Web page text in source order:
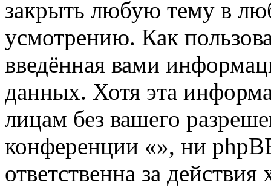
закрыть любую тему в
усмотрению. Как
введённая вами
данных. Хотя эта
лицам без вашего
конференции «», ни
ответственна за